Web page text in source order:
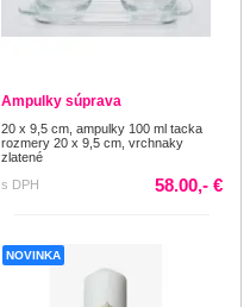
Ampulky súprava
20 x 9,5 cm, ampulky 100 ml tacka
rozmery 20 x 9,5 cm, vrchnaky
zlatené
s DPH
58.00,- €
NOVINKA